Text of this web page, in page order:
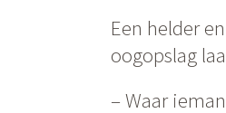
Een helder
oogopslag
– Waar